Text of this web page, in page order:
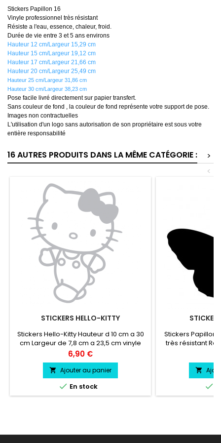
Stickers Papillon 16
Vinyle professionnel très résistant
Résiste a l'eau, essence, chaleur, froid.
Durée de vie entre 3 et 5 ans environs
Hauteur 12 cm/Largeur 15,29 cm
Hauteur 15 cm/Largeur 19,12 cm
Hauteur 17 cm/Largeur 21,66 cm
Hauteur 20 cm/Largeur 25,49 cm
Hauteur 25 cm/Largeur 31,86 cm
Hauteur 30 cm/Largeur 38,23 cm
Pose facile livré directement sur papier transfert.
Sans couleur de fond , la couleur de fond représente votre support de pose.
Images non contractuelles
L'utilisation d'un logo sans autorisation de son propriétaire est sous votre
entière responsabilité
16 AUTRES PRODUITS DANS LA MÊME CATÉGORIE :
>
<
STICKERS HELLO-KITTY
Stickers Hello-Kitty Hauteur d 10 cm a 30
cm Largeur de 7,8 cm a 23,5 cm vinyle
professionnel très résistant résiste a
l'eau, essence, chaleur, froid.Durée de
vie entre 3 et 5 ans environs Pose facile
livré directement sur papier transfert.
Prix
6,90 €
 Ajouter au panier
 En stock
Stickers Papillon
très résistant
ans environs
compte en
directement

